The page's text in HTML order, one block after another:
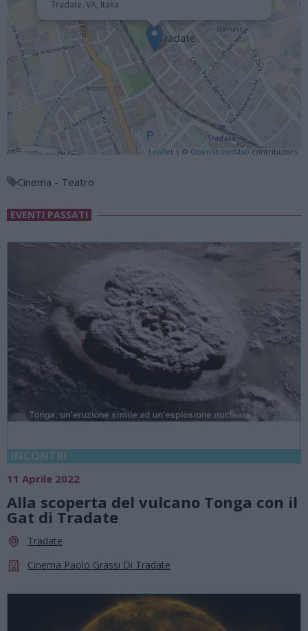
Tradate, VA, Italia
Leaflet | © OpenStreetMap contributors
Cinema - Teatro
EVENTI PASSATI
INCONTRI
11 Aprile 2022
Alla scoperta del vulcano Tonga con il
Gat di Tradate
Tradate
Cinema Paolo Grassi Di Tradate